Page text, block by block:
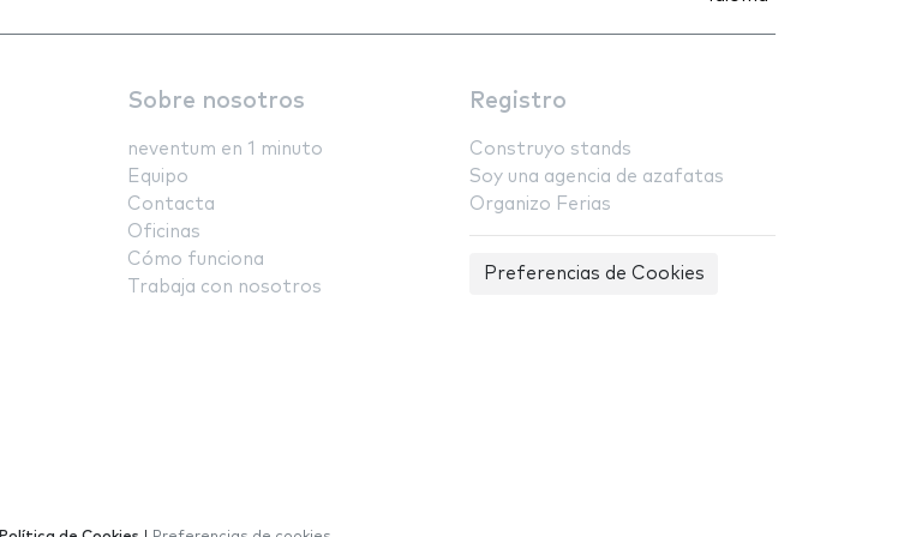
Sobre nosotros
neventum en 1 minuto
Equipo
Contacta
Oficinas
Cómo funciona
Trabaja con nosotros
Registro
Construyo stands
Soy una agencia de azafatas
Organizo Ferias
Preferencias de Cookies